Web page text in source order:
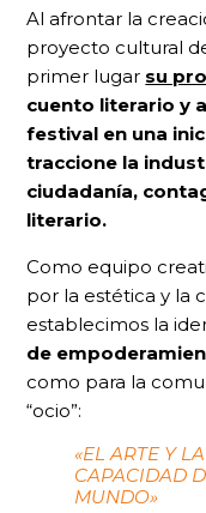
Al afrontar la
proyecto cultural
primer lugar su
cuento literario y
festival en una
traccione la
ciudadanía,
literario.
Como equipo
por la estética y la
establecimos la
de
como para la
“ocio”:
«EL ARTE Y
CAPACIDAD
MUNDO»